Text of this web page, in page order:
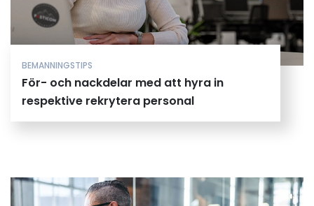
BEMANNINGSTIPS
För- och nackdelar med att hyra in
respektive rekrytera personal